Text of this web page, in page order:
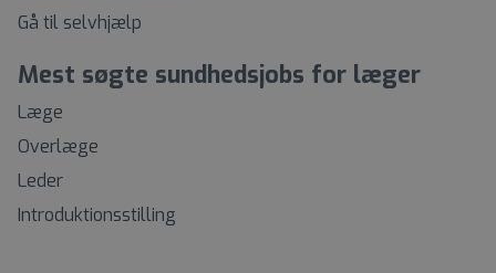
Gå til selvhjælp
Mest søgte sundhedsjobs for læger
Læge
Overlæge
Leder
Introduktionsstilling